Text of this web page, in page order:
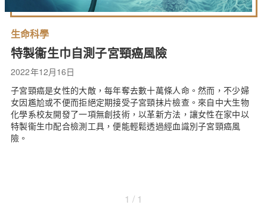
生命科學
特製衞生巾自測子宮頸癌風險
2022年12月16日
子宮頸癌是女性的大敵，每年奪去數十萬條人命。然而，不少婦
女因尷尬或不便而拒絕定期接受子宮頸抹片檢查。來自中大生物
化學系校友開發了一項無創技術，以革新方法，讓女性在家中以
特製衞生巾配合檢測工具，便能輕鬆透過經血識別子宮頸癌風
險。
1 / 1